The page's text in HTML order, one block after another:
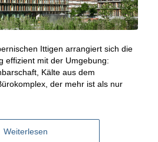
Ittigen arrangiert sich die
effizient mit der Umgebung:
Kälte aus dem
der mehr ist als nur
Weiterlesen